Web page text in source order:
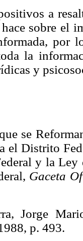
a
sobre el
por
la
y
se
el Distrito
y la
Gaceta
Jorge
1988, p.